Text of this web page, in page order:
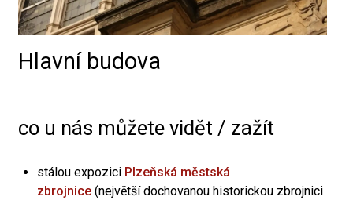
Hlavní budova
co u nás můžete vidět / zažít
stálou expozici Plzeňská městská
zbrojnice (největší dochovanou historickou zbrojnici